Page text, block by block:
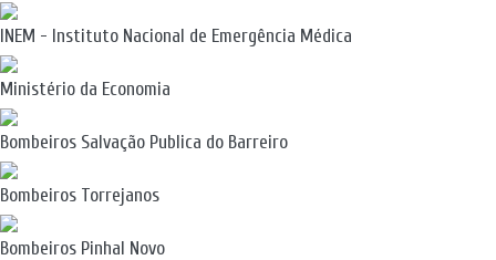
INEM - Instituto Nacional de Emergência Médica
Ministério da Economia
Bombeiros Salvação Publica do Barreiro
Bombeiros Torrejanos
Bombeiros Pinhal Novo